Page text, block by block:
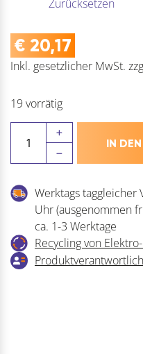
Zurücksetzen
€ 20,17
Inkl. gesetzlicher MwSt.
19 vorrätig
Sägeblatt
E-
Standard
Menge
IN
Werktags taggleicher
Uhr (ausgenommen
ca. 1-3 Werktage
Recycling von